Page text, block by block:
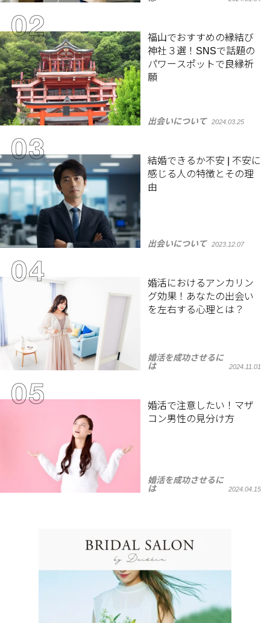
福山でおすすめの縁結び
神社３選！SNSで話題の
パワースポットで良縁祈
願
出会いについて 2024.03.25
結婚できるか不安 | 不安に
感じる人の特徴とその理
由
出会いについて 2023.12.07
婚活におけるアンカリン
グ効果！あなたの出会い
を左右する心理とは？
婚活を成功させるに
は
2024.11.01
婚活で注意したい！マザ
コン男性の見分け方
婚活を成功させるに
は
2024.04.15